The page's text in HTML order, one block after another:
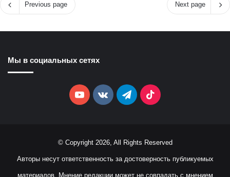
Previous page Next page
Мы в социальных сетях
YouTubevk.comTelegramTikTok
© Copyright 2026, All Rights Reserved
Авторы несут ответственность за достоверность публикуемых
материалов. Мнение редакции может не совпадать с мнением